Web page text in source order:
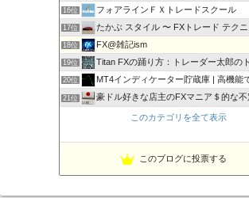
16位 フォアラインＦＸトレードスクール
17位 たかぶ スタイル 〜 FXトレード テクニカル
18位 FX@雑記ism
19位 Titan FXの踊り方：トレーダー太郎の
20位 MT4インディケーター貯蔵庫 | 高機能で使えるイ
21位 豪ドル好きな店主のFXマニア＄的な不
MT5インディケーター貯蔵庫
１万円からの海外FX
このカテゴリを全て表示
このブログに投票する